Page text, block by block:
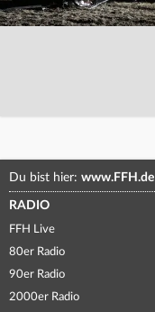
Du bist hier: www.FFH.de
RADIO
FFH Live
80er Radio
90er Radio
2000er Radio